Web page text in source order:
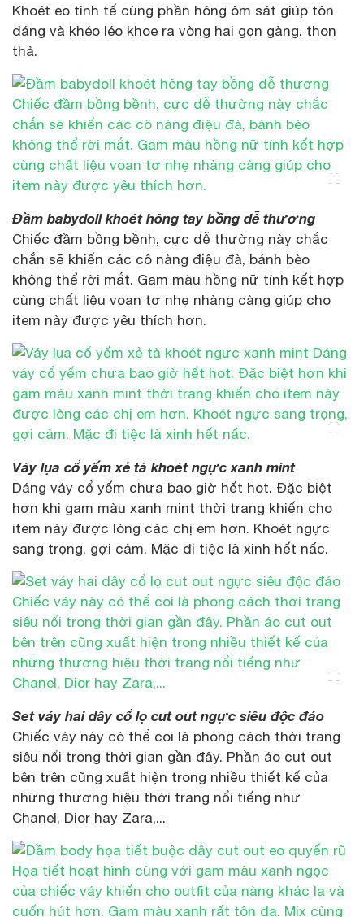
Khoét eo tinh tế cùng phần hông ôm sát giúp tôn
dáng và khéo léo khoe ra vòng hai gọn gàng, thon
thả.
Đầm babydoll khoét hông tay bồng dễ thương
Chiếc đầm bồng bềnh, cực dễ thường này chắc
chắn sẽ khiến các cô nàng điệu đà, bánh bèo
không thể rời mắt. Gam màu hồng nữ tính kết hợp
cùng chất liệu voan tơ nhẹ nhàng càng giúp cho
item này được yêu thích hơn.
Váy lụa cổ yếm xẻ tà khoét ngực xanh mint
Dáng váy cổ yếm chưa bao giờ hết hot. Đặc biệt
hơn khi gam màu xanh mint thời trang khiến cho
item này được lòng các chị em hơn. Khoét ngực
sang trọng, gợi cảm. Mặc đi tiệc là xinh hết nấc.
Set váy hai dây cổ lọ cut out ngực siêu độc đáo
Chiếc váy này có thể coi là phong cách thời trang
siêu nổi trong thời gian gần đây. Phần áo cut out
bên trên cũng xuất hiện trong nhiều thiết kế của
những thương hiệu thời trang nổi tiếng như
Chanel, Dior hay Zara,...